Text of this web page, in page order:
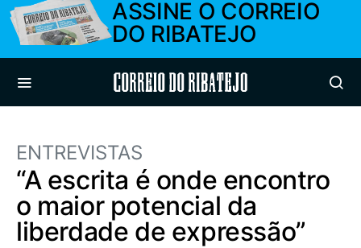
ASSINE O CORREIO
DO RIBATEJO
Correio do Ribatejo
ENTREVISTAS
“A escrita é onde encontro
o maior potencial da
liberdade de expressão”